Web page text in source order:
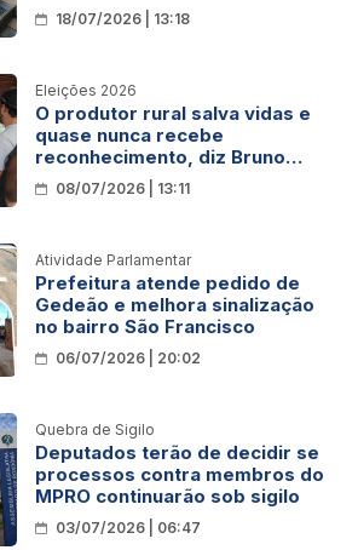
18/07/2026 | 13:18
Eleições 2026
O produtor rural salva vidas e
quase nunca recebe
reconhecimento, diz Bruno
Bolsonaro Scheid ao destacar
doações ao Hospital de Amor
08/07/2026 | 13:11
Atividade Parlamentar
Prefeitura atende pedido de
Gedeão e melhora sinalização
no bairro São Francisco
06/07/2026 | 20:02
Quebra de Sigilo
Deputados terão de decidir se
processos contra membros do
MPRO continuarão sob sigilo
03/07/2026 | 06:47